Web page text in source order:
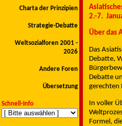
Charta der Prinzipien
Strategie-Debatte
Weltsozialforen 2001 -
2026
Andere Foren
Übersetzung
Schnell-Info
2.-7.
Über das
Das
Debatte,
Debatte
gerechten
In voller
Formel,